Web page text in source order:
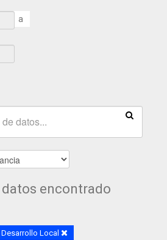
a
encontrado
Local